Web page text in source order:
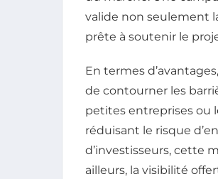
valide non seulement
prête à soutenir le
En termes
de contourner les
petites entreprises ou
réduisant le risque
d’investisseurs, cette
ailleurs, la visibilité